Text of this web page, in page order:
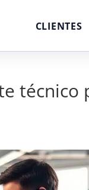
CLIENTES
técnico